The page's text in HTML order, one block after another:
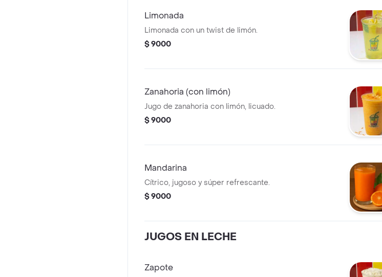
Limonada
Limonada con un twist de limón.
$ 9000
Zanahoria (con limón)
Jugo de zanahoria con limón, licuado.
$ 9000
Mandarina
Cítrico, jugoso y súper refrescante.
$ 9000
JUGOS EN LECHE
Zapote